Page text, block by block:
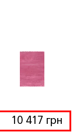
10 417 грн